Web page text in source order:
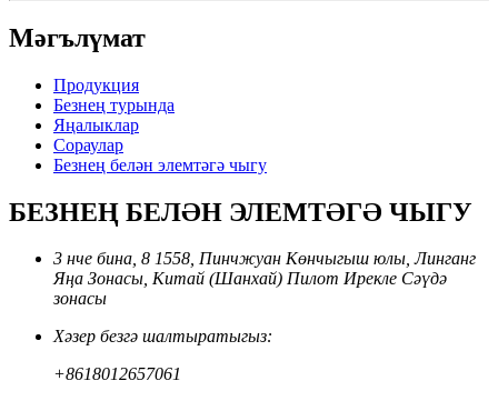
Мәгълүмат
Продукция
Безнең турында
Яңалыклар
Сораулар
Безнең белән элемтәгә чыгу
БЕЗНЕҢ БЕЛӘН ЭЛЕМТӘГӘ ЧЫГУ
3 нче бина, 8 1558, Пинчжуан Көнчыгыш юлы, Линганг
Яңа Зонасы, Китай (Шанхай) Пилот Ирекле Сәүдә
зонасы
Хәзер безгә шалтыратыгыз:
+8618012657061